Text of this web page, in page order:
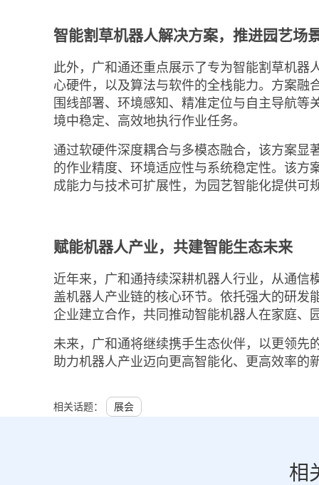
智能割草机器人解决方案，推进园艺场
此外，广和通还重点展示了专为智能割草机
心硬件，以及算法与软件的全栈能力。方案融
围线部署、环境感知、精准定位与自主导航
境中稳定、高效地执行作业任务。
通过软硬件深度耦合与多模态融合，该方案显
的作业精度、环境适应性与系统稳定性。该方
成能力与技术可扩展性，为园艺智能化提供可
赋能机器人产业，共建智能生态未来
近年来，广和通持续深耕机器人行业，从通信
盖机器人产业链的核心环节。依托强大的研发
企业建立合作，共同推动智能机器人在家庭、
未来，广和通将继续携手生态伙伴，以更领先
助力机器人产业迈向更高智能化、更高效率的
相关话题： 展会
相